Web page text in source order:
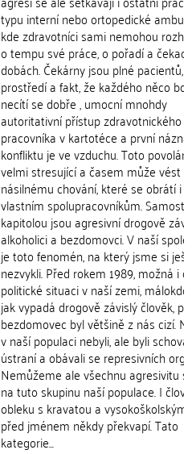
typu interní nebo ortopedické
kde zdravotníci sami nemohou
o tempu své práce, o pořadí a
dobách. Čekárny jsou plné pacientů,
prostředí a fakt, že každého něco bolí
necítí se dobře , umocní mnohdy
autoritativní přístup zdravotnického
pracovníka v kartotéce a první náznak
konfliktu je ve vzduchu. Toto povolání
velmi stresující a časem může vést k
násilnému chování, které se obrátí i
vlastním spolupracovníkům.
kapitolou jsou agresivní drogově
alkoholici a bezdomovci. V naší
je toto fenomén, na který jsme si ještě
nezvykli. Před rokem 1989, možná i
politické situaci v naší zemi, málokdo
jak vypadá drogově závislý člověk,
bezdomovec byl většině z nás cizí.
v naší populaci nebyli, ale byli
ústraní a obávali se represivních
Nemůžeme ale všechnu agresivitu
na tuto skupinu naší populace. I
obleku s kravatou a vysokoškolským
před jménem někdy překvapí. Tato
kategorie...